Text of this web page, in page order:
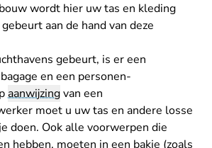
wordt hier uw tas en kleding
aan de hand van deze
gebeurt, is er een
en een personen-
aanwijzingvan een
moet u uw tas en andere losse
doen. Ook alle voorwerpen die
hebben, moeten in een bakje (zoals